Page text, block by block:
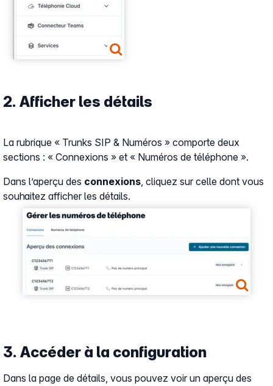
2. Afficher les détails
Show larger version
La rubrique « Trunks SIP & Numéros » comporte deux
sections : « Connexions » et « Numéros de téléphone ».
Dans l’aperçu des connexions, cliquez sur celle dont vous
souhaitez afficher les détails.
3. Accéder à la configuration
Dans la page de détails, vous pouvez voir un aperçu des